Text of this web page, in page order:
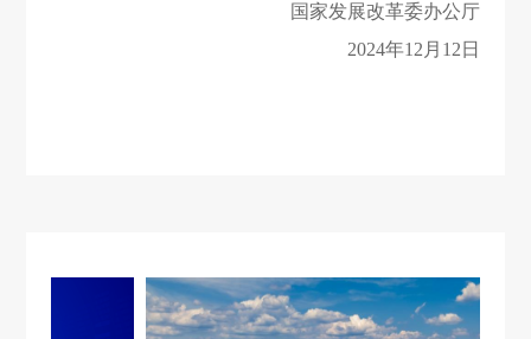
国家发展改革委办公厅
2024年12月12日